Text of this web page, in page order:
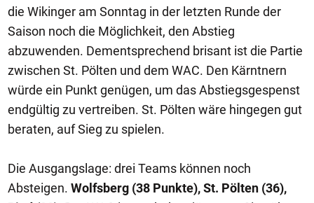
die Wikinger am Sonntag in der letzten Runde der
Saison noch die Möglichkeit, den Abstieg
abzuwenden. Dementsprechend brisant ist die Partie
zwischen St. Pölten und dem WAC. Den Kärntnern
würde ein Punkt genügen, um das Abstiegsgespenst
endgültig zu vertreiben. St. Pölten wäre hingegen gut
beraten, auf Sieg zu spielen.
Die Ausgangslage: drei Teams können noch
Absteigen. Wolfsberg (38 Punkte), St. Pölten (36),